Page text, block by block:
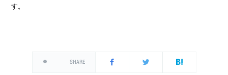
す。
SHARE